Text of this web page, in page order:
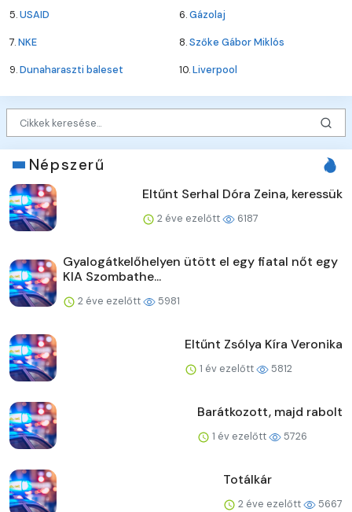
5.USAID 6.Gázolaj
7.NKE 8.Szőke Gábor Miklós
9.Dunaharaszti baleset 10.Liverpool
Népszerű
Eltűnt Serhal Dóra Zeina, keressük
2 éve ezelőtt 6187
Gyalogátkelőhelyen ütött el egy fiatal nőt egy
KIA Szombathe...
2 éve ezelőtt 5981
Eltűnt Zsólya Kíra Veronika
1 év ezelőtt 5812
Barátkozott, majd rabolt
1 év ezelőtt 5726
Totálkár
2 éve ezelőtt 5667